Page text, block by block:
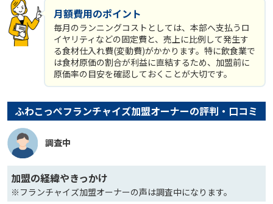
月額費用のポイント
毎月のランニングコストとしては、本部へ支払うロ
イヤリティなどの固定費と、売上に比例して発生す
る食材仕入れ費(変動費)がかかります。特に飲食業で
は食材原価の割合が利益に直結するため、加盟前に
原価率の目安を確認しておくことが大切です。
ふわこっぺフランチャイズ加盟オーナーの評判・口コミ
調査中
加盟の経緯やきっかけ
※フランチャイズ加盟オーナーの声は調査中になります。